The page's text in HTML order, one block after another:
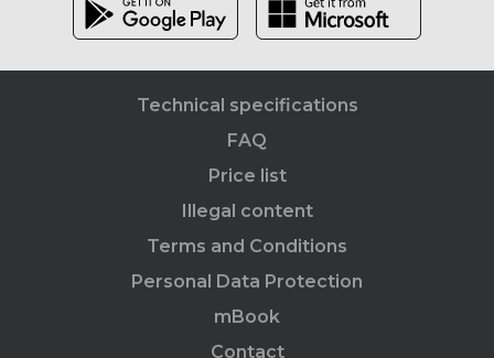
Technical specifications
FAQ
Price list
Illegal content
Terms and Conditions
Personal Data Protection
mBook
Contact